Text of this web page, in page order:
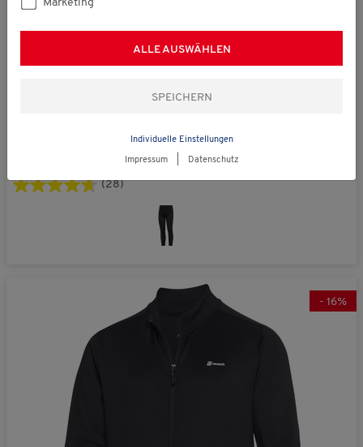
(28)
- 16%
Marketing
ALLE AUSWÄHLEN
Individuelle Einstellungen
Impressum Datenschutz